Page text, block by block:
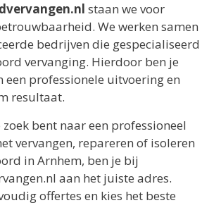
staan we voor
We werken samen
bedrijven die gespecialiseerd
vervanging. Hierdoor ben je
een professionele uitvoering en
resultaat.
zoek bent naar een professioneel
vervangen, repareren of isoleren
in Arnhem, ben je bij
aan het juiste adres.
offertes en kies het beste